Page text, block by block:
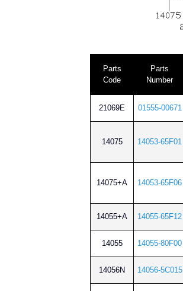
Parts
Code
Parts
Number
21069E 01555-00671
14075 14053-65F01
14075+A 14053-65F06
14055+A 14055-65F12
14055 14055-80F00
14056N 14056-5C015